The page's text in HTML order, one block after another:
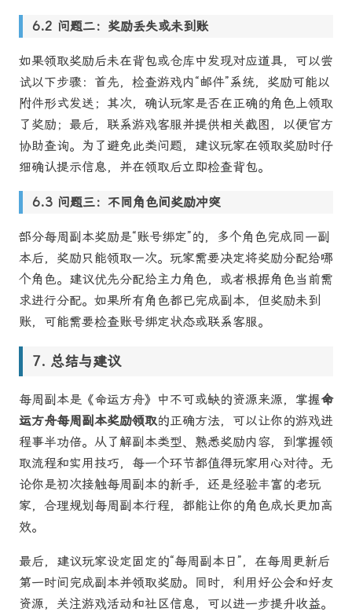
问题二：奖励丢失或未到账
如果领取奖励后未在背包或仓库中发现对应道具，可以尝
试以下步骤：首先，检查游戏内“邮件”系统，奖励可能以
附件形式发送；其次，确认玩家是否在正确的角色上领取
了奖励；最后，联系游戏客服并提供相关截图，以便官方
协助查询。为了避免此类问题，建议玩家在领取奖励时仔
细确认提示信息，并在领取后立即检查背包。
问题三：不同角色间奖励冲突
部分每周副本奖励是“账号绑定”的，多个角色完成同一副
本后，奖励只能领取一次。玩家需要决定将奖励分配给哪
个角色。建议优先分配给主力角色，或者根据角色当前需
求进行分配。如果所有角色都已完成副本，但奖励未到
账，可能需要检查账号绑定状态或联系客服。
总结与建议
每周副本是《命运方舟》中不可或缺的资源来源，掌握命
运方舟每周副本奖励领取的正确方法，可以让你的游戏进
程事半功倍。从了解副本类型、熟悉奖励内容，到掌握领
取流程和实用技巧，每一个环节都值得玩家用心对待。无
论你是初次接触每周副本的新手，还是经验丰富的老玩
家，合理规划每周副本行程，都能让你的角色成长更加高
效。
最后，建议玩家设定固定的“每周副本日”，在每周更新后
第一时间完成副本并领取奖励。同时，利用好公会和好友
资源，关注游戏活动和社区信息，可以进一步提升收益。